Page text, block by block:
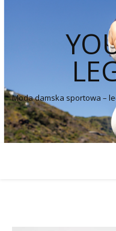
Moda damska sportowa –